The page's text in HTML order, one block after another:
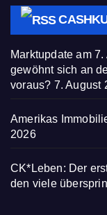
Marktupdate am
gewöhnt sich an
voraus? 7. August
Amerikas
2026
CK*Leben: Der
den viele